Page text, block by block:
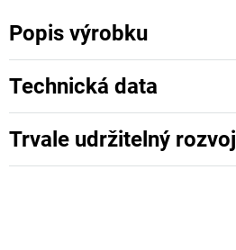
Popis výrobku
Technická data
Trvale udržitelný rozvoj